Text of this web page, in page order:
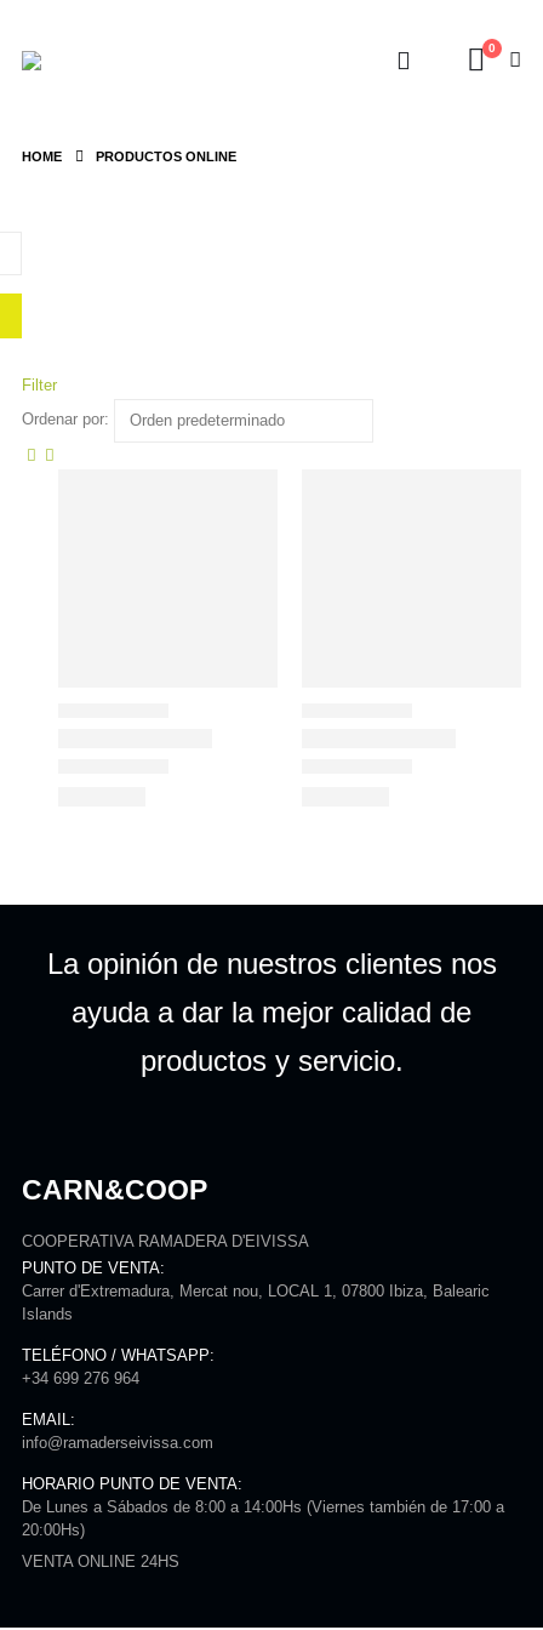
0
HOME PRODUCTOS ONLINE
Filter
Ordenar por:
La opinión de nuestros clientes nos
ayuda a dar la mejor calidad de
productos y servicio.
CARN&COOP
COOPERATIVA RAMADERA D'EIVISSA
PUNTO DE VENTA:
Carrer d'Extremadura, Mercat nou, LOCAL 1, 07800 Ibiza, Balearic
Islands
TELÉFONO / WHATSAPP:
+34 699 276 964
EMAIL:
info@ramaderseivissa.com
HORARIO PUNTO DE VENTA:
De Lunes a Sábados de 8:00 a 14:00Hs (Viernes también de 17:00 a
20:00Hs)
VENTA ONLINE 24HS